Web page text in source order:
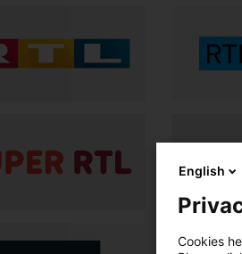
English
Cookies